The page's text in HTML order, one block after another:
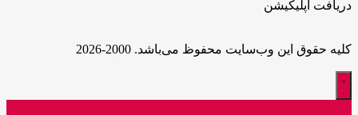
دریافت اپلیکیشن
کلیه حقوق این وب‌سایت محفوظ می‌باشد. 2000-2026